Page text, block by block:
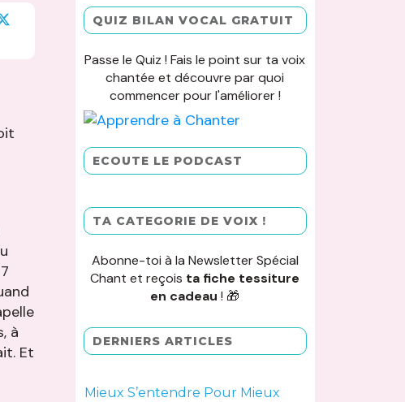
à
Et
QUIZ BILAN VOCAL GRATUIT
Passe le Quiz ! Fais le point sur ta voix
chantée et découvre par quoi
commencer pour l'améliorer !
ECOUTE LE PODCAST
TA CATEGORIE DE VOIX !
Abonne-toi à la Newsletter Spécial
Chant et reçois ta fiche tessiture
en cadeau ! 🎁
DERNIERS ARTICLES
Mieux S’entendre Pour Mieux